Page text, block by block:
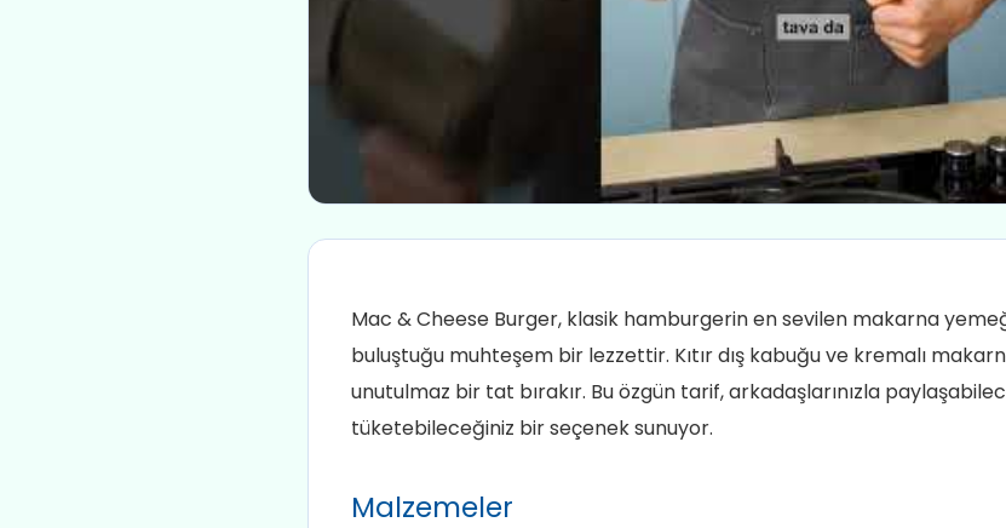
Mac & Cheese Burger, klasik hamburgerin en sevilen makarna
buluştuğu muhteşem bir lezzettir. Kıtır dış kabuğu ve kremalı
unutulmaz bir tat bırakır. Bu özgün tarif, arkadaşlarınızla
tüketebileceğiniz bir seçenek sunuyor.
Malzemeler